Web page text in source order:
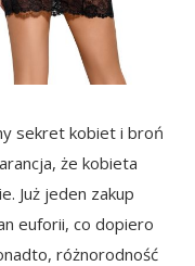
sekret kobiet i broń
że kobieta
Już jeden zakup
euforii, co dopiero
różnorodność